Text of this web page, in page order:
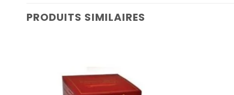
PRODUITS SIMILAIRES